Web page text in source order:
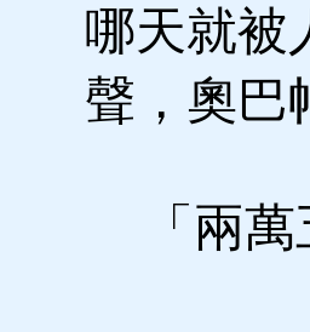
哪天就被
聲，奧巴
「兩萬